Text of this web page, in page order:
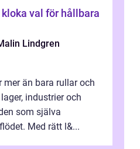
Lindgren
mer än bara rullar och
industrier och
som själva
Med rätt l&...